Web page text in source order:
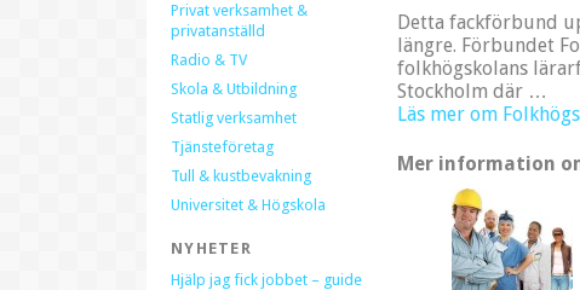
Privat verksamhet &
privatanställd
Radio & TV
Skola & Utbildning
Statlig verksamhet
Tjänsteföretag
Tull & kustbevakning
Universitet & Högskola
NYHETER
Hjälp jag fick jobbet – guide
Detta fackförbund
längre. Förbundet
folkhögskolans
Stockholm där …
Läs mer om
Mer information